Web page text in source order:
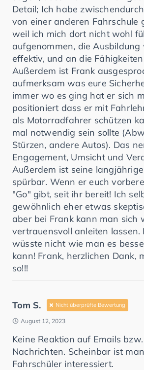
Detail; Ich habe
von einer anderen Fahrschule
weil ich mich dort nicht wohl
aufgenommen, die
effektiv, und an die
Außerdem ist Frank
aufmerksam was eure
immer wo es ging hat er sich
positioniert dass er mit
als Motorradfahrer schützen
mal notwendig sein sollte
Stürzen, andere Autos). Das
Engagement, Umsicht und
Außerdem ist seine
spürbar. Wenn er euch
"Go" gibt, seit ihr bereit! Ich
gewöhnlich eher etwas
aber bei Frank kann man sich
vertrauensvoll anleiten lassen.
wüsste nicht wie man es
kann! Frank, herzlichen Dank,
so!!!
Tom S. Nicht überprüfte Bewertung
August 12, 2023
Keine Reaktion auf Emails
Nachrichten. Scheinbar ist
Fahrschüler interessiert.